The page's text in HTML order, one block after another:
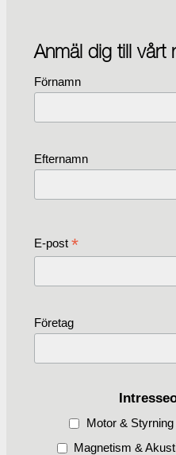
Anmäl dig till vårt
Förnamn
Efternamn
E-post *
Företag
Motor & Styrning
Magnetism &